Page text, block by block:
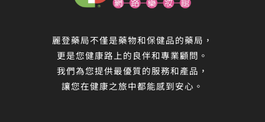
麗登藥局不僅是藥物和保健品的藥局，
更是您健康路上的良伴和專業顧問。
我們為您提供最優質的服務和產品，
讓您在健康之旅中都能感到安心。